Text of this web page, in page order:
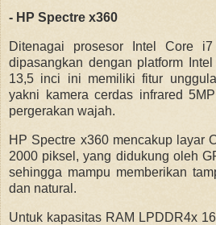
- HP Spectre x360
Ditenagai prosesor Intel Core
dipasangkan dengan platform
13,5 inci ini memiliki fitur
yakni kamera cerdas infrared
pergerakan wajah.
HP Spectre x360 mencakup layar
2000 piksel, yang didukung oleh
sehingga mampu memberikan
dan natural.
Untuk kapasitas RAM LPDDR4x